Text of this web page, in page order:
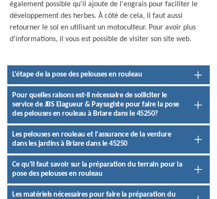
également possible qu'il ajoute de l'engrais pour faciliter le
développement des herbes. À côté de cela, il faut aussi
retourner le sol en utilisant un motoculteur. Pour avoir plus
d'informations, il vous est possible de visiter son site web.
L'étape de la pose des pelouses en rouleau
Pour quelles raisons est-il nécessaire de solliciter le
service de JBS Elagueur & Paysagiste pour faire la pose
des pelouses en rouleau à Briare dans le 45250?
Les pelouses en rouleau et l'assurance de la verdure
dans les jardins à Briare dans le 45250
Ce qu'il faut savoir sur la préparation du terrain pour la
pose des pelouses en rouleau
Les matériels nécessaires pour faire la préparation du